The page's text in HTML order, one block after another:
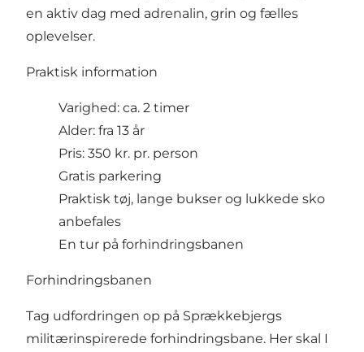
en aktiv dag med adrenalin, grin og fælles
oplevelser.
Praktisk information
Varighed: ca. 2 timer
Alder: fra 13 år
Pris: 350 kr. pr. person
Gratis parkering
Praktisk tøj, lange bukser og lukkede sko
anbefales
En tur på forhindringsbanen
Forhindringsbanen
Tag udfordringen op på Sprækkebjergs
militærinspirerede forhindringsbane. Her skal I